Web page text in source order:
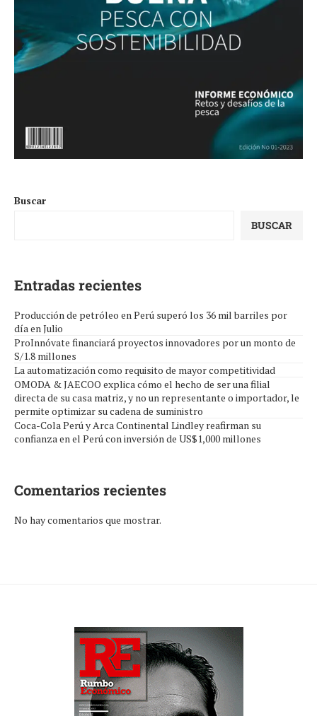
Buscar
BUSCAR
Entradas recientes
Producción de petróleo en Perú superó los 36 mil barriles por
día en Julio
ProInnóvate financiará proyectos innovadores por un monto de
S/1.8 millones
La automatización como requisito de mayor competitividad
OMODA & JAECOO explica cómo el hecho de ser una filial
directa de su casa matriz, y no un representante o importador, le
permite optimizar su cadena de suministro
Coca-Cola Perú y Arca Continental Lindley reafirman su
confianza en el Perú con inversión de US$1,000 millones
Comentarios recientes
No hay comentarios que mostrar.